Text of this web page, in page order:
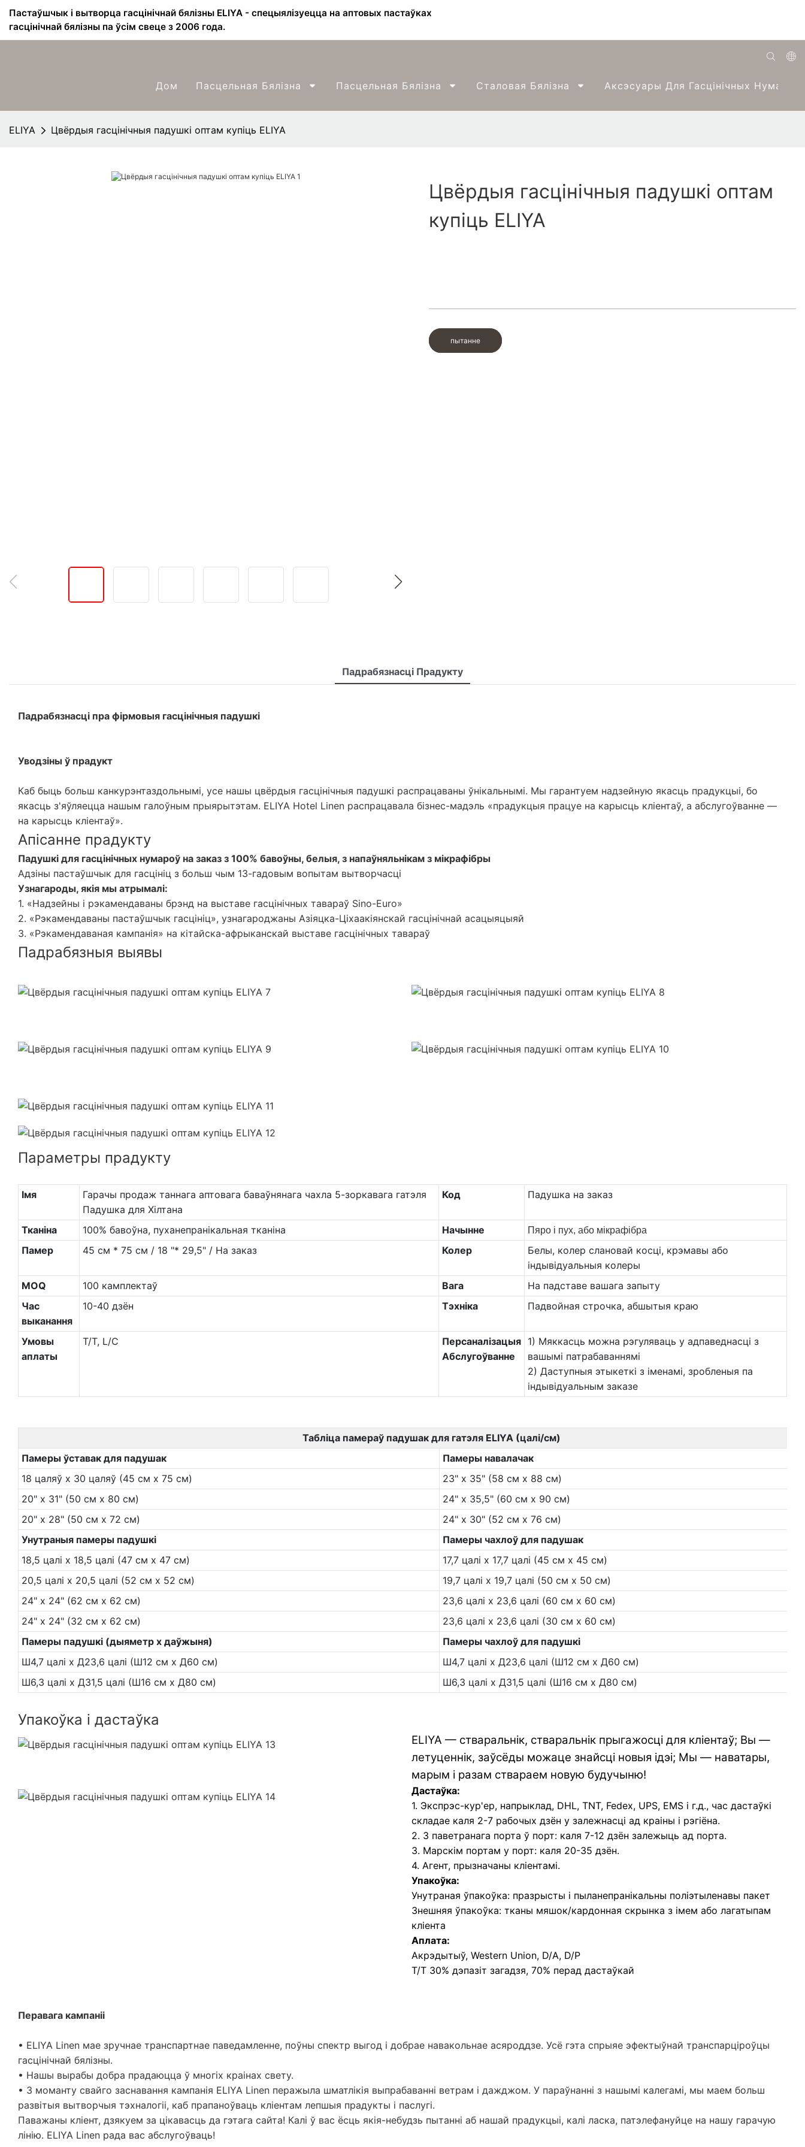
Пастаўшчык і вытворца гасцінічнай бялізны ELIYA - спецыялізуецца на аптовых пастаўках
гасцінічнай бялізны па ўсім свеце з 2006 года.
Bahasa Indonesia
Дом Пасцельная Бялізна Пасцельная Бялізна Сталовая Бялізна Аксэсуары Для Гасцінічных Нумароў
ELIYA Цвёрдыя гасцінічныя падушкі оптам купіць ELIYA
Цвёрдыя гасцінічныя падушкі оптам
купіць ELIYA
пытанне
Падрабязнасці Прадукту
Падрабязнасці пра фірмовыя гасцінічныя падушкі
Уводзіны ў прадукт
Каб быць больш канкурэнтаздольнымі, усе нашы цвёрдыя гасцінічныя падушкі распрацаваны ўнікальнымі. Мы гарантуем надзейную якасць прадукцыі, бо
якасць з'яўляецца нашым галоўным прыярытэтам. ELIYA Hotel Linen распрацавала бізнес-мадэль «прадукцыя працуе на карысць кліентаў, а абслугоўванне —
на карысць кліентаў».
Апісанне прадукту
Падушкі для гасцінічных нумароў на заказ з 100% бавоўны, белыя, з напаўняльнікам з мікрафібры
Адзіны пастаўшчык для гасцініц з больш чым 13-гадовым вопытам вытворчасці
Узнагароды, якія мы атрымалі:
1. «Надзейны і рэкамендаваны брэнд на выставе гасцінічных тавараў Sino-Euro»
2. «Рэкамендаваны пастаўшчык гасцініц», узнагароджаны Азіяцка-Ціхаакіянскай гасцінічнай асацыяцыяй
3. «Рэкамендаваная кампанія» на кітайска-афрыканскай выставе гасцінічных тавараў
Падрабязныя выявы
Параметры прадукту
Імя
Гарачы продаж таннага аптовага баваўнянага чахла 5-зоркавага гатэля
Падушка для Хілтана
Код Падушка на заказ
Тканіна 100% бавоўна, пуханепранікальная тканіна Начынне Пяро і пух, або мікрафібра
Памер 45 см * 75 см / 18 "* 29,5" / На заказ Колер
Белы, колер слановай косці, крэмавы або
індывідуальныя колеры
MOQ
100 камплектаў Вага
На падставе вашага запыту
Час
выканання
10-40 дзён Тэхніка Падвойная строчка, абшытыя краю
Умовы
аплаты
T/T, L/C
Персаналізацыя
Абслугоўванне
1) Мяккасць можна рэгуляваць у адпаведнасці з
вашымі патрабаваннямі
2) Даступныя этыкеткі з іменамі, зробленыя па
індывідуальным заказе
Табліца памераў падушак для гатэля ELIYA (цалі/см)
Памеры ўставак для падушак
Памеры навалачак
18 цаляў х 30 цаляў (45 см х 75 см)
23" x 35" (58 см x 88 см)
20" x 31" (50 см x 80 см)
24" x 35,5" (60 см x 90 см)
20" x 28" (50 см x 72 см)
24" x 30" (52 см x 76 см)
Унутраныя памеры падушкі
Памеры чахлоў для падушак
18,5 цалі х 18,5 цалі (47 см х 47 см)
17,7 цалі х 17,7 цалі (45 см х 45 см)
20,5 цалі х 20,5 цалі (52 см х 52 см)
19,7 цалі х 19,7 цалі (50 см х 50 см)
24" x 24" (62 см x 62 см)
23,6 цалі х 23,6 цалі (60 см х 60 см)
24" x 24" (32 см x 62 см)
23,6 цалі х 23,6 цалі (30 см х 60 см)
Памеры падушкі (дыяметр х даўжыня)
Памеры чахлоў для падушкі
Ш4,7 цалі х Д23,6 цалі (Ш12 см х Д60 см)
Ш4,7 цалі х Д23,6 цалі (Ш12 см х Д60 см)
Ш6,3 цалі х Д31,5 цалі (Ш16 см х Д80 см)
Ш6,3 цалі х Д31,5 цалі (Ш16 см х Д80 см)
Упакоўка і дастаўка
ELIYA — стваральнік, стваральнік прыгажосці для кліентаў; Вы —
летуценнік, заўсёды можаце знайсці новыя ідэі; Мы — наватары,
марым і разам ствараем новую будучыню!
Дастаўка:
1. Экспрэс-кур'ер, напрыклад, DHL, TNT, Fedex, UPS, EMS і г.д., час дастаўкі
складае каля 2-7 рабочых дзён у залежнасці ад краіны і рэгіёна.
2. З паветранага порта ў порт: каля 7-12 дзён залежыць ад порта.
3. Марскім портам у порт: каля 20-35 дзён.
4. Агент, прызначаны кліентамі.
Упакоўка:
Унутраная ўпакоўка: празрысты і пыланепранікальны поліэтыленавы пакет
Знешняя ўпакоўка: тканы мяшок/кардонная скрынка з імем або лагатыпам
кліента
Аплата:
Акрэдытыў, Western Union, D/A, D/P
T/T 30% дэпазіт загадзя, 70% перад дастаўкай
Перавага кампаніі
• ELIYA Linen мае зручнае транспартнае паведамленне, поўны спектр выгод і добрае навакольнае асяроддзе. Усё гэта спрыяе эфектыўнай транспарціроўцы
гасцінічнай бялізны.
• Нашы вырабы добра прадаюцца ў многіх краінах свету.
• З моманту свайго заснавання кампанія ELIYA Linen перажыла шматлікія выпрабаванні ветрам і дажджом. У параўнанні з нашымі калегамі, мы маем больш
развітыя вытворчыя тэхналогіі, каб прапаноўваць кліентам лепшыя прадукты і паслугі.
Паважаны кліент, дзякуем за цікавасць да гэтага сайта! Калі ў вас ёсць якія-небудзь пытанні аб нашай прадукцыі, калі ласка, патэлефануйце на нашу гарачую
лінію. ELIYA Linen рада вас абслугоўваць!